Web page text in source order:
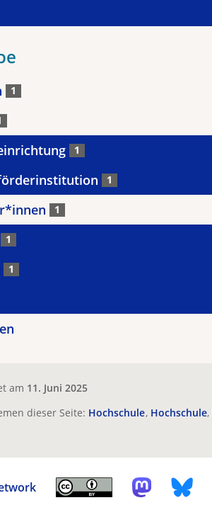
1
1
1
1
1
1
am 11. Juni 2025
dieser Seite: Hochschule Hochschule